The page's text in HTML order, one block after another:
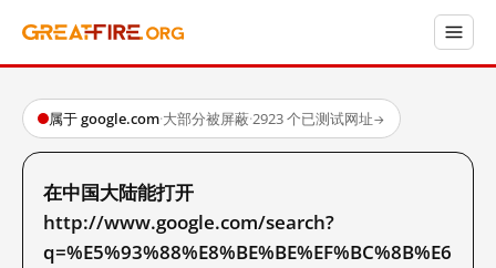
属于 google.com·大部分被屏蔽·2923 个已测试网址→
在中国大陆能打开
http://www.google.com/search?
q=%E5%93%88%E8%BE%BE%EF%BC%8B%E6